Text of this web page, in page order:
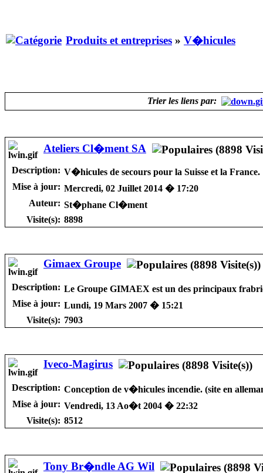
Produits et entreprises » V�hicules
Trier les liens par:
Ateliers Cl�ment SA
Description: V�hicules de secours pour la Suisse et la France.
Mise à jour: Mercredi, 02 Juillet 2014 � 17:20
Auteur: St�phane Cl�ment
Visite(s): 8898
Gimaex Groupe
Description: Le Groupe GIMAEX est un des principaux
Mise à jour: Lundi, 19 Mars 2007 � 15:21
Visite(s): 7903
Iveco-Magirus
Description: Conception de v�hicules incendie. (site en
Mise à jour: Vendredi, 13 Ao�t 2004 � 22:32
Visite(s): 8512
Tony Br�ndle AG Wil